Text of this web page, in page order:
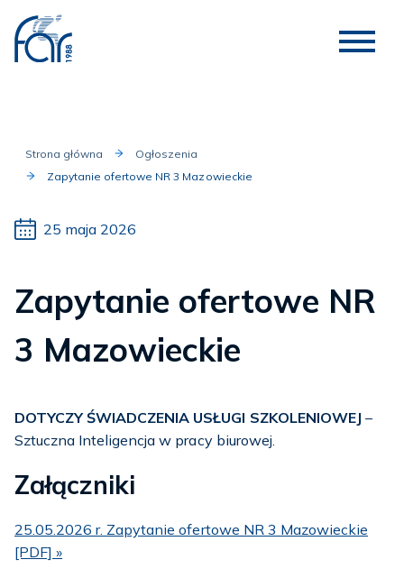
Strona główna
Ogłoszenia
Zapytanie ofertowe NR 3 Mazowieckie
25 maja 2026
Zapytanie ofertowe NR
3 Mazowieckie
DOTYCZY ŚWIADCZENIA USŁUGI SZKOLENIOWEJ –
Sztuczna Inteligencja w pracy biurowej.
Załączniki
25.05.2026 r. Zapytanie ofertowe NR 3 Mazowieckie
[PDF] »